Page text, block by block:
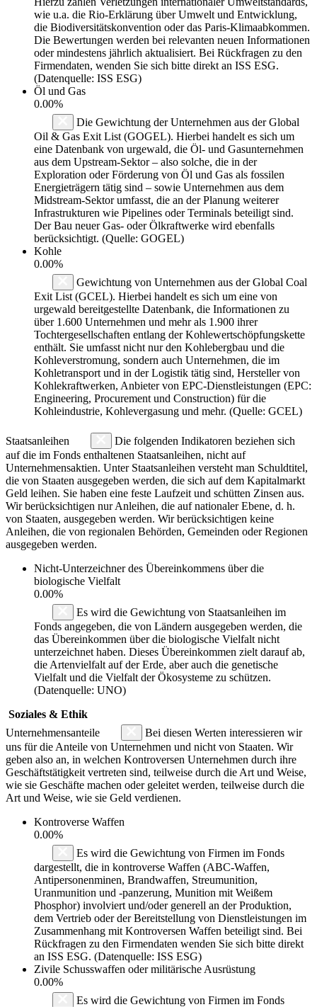
wie u.a. die Rio-Erklärung über Umwelt und Entwicklung,
die Biodiversitätskonvention oder das Paris-Klimaabkommen.
Die Bewertungen werden bei relevanten neuen Informationen
oder mindestens jährlich aktualisiert. Bei Rückfragen zu den
Firmendaten, wenden Sie sich bitte direkt an ISS ESG.
(Datenquelle: ISS ESG)
Öl und Gas
0.00%
Die Gewichtung der Unternehmen aus der Global
Oil & Gas Exit List (GOGEL). Hierbei handelt es sich um
eine Datenbank von urgewald, die Öl- und Gasunternehmen
aus dem Upstream-Sektor – also solche, die in der
Exploration oder Förderung von Öl und Gas als fossilen
Energieträgern tätig sind – sowie Unternehmen aus dem
Midstream-Sektor umfasst, die an der Planung weiterer
Infrastrukturen wie Pipelines oder Terminals beteiligt sind.
Der Bau neuer Gas- oder Ölkraftwerke wird ebenfalls
berücksichtigt. (Quelle: GOGEL)
Kohle
0.00%
Gewichtung von Unternehmen aus der Global Coal
Exit List (GCEL). Hierbei handelt es sich um eine von
urgewald bereitgestellte Datenbank, die Informationen zu
über 1.600 Unternehmen und mehr als 1.900 ihrer
Tochtergesellschaften entlang der Kohlewertschöpfungskette
enthält. Sie umfasst nicht nur den Kohlebergbau und die
Kohleverstromung, sondern auch Unternehmen, die im
Kohletransport und in der Logistik tätig sind, Hersteller von
Kohlekraftwerken, Anbieter von EPC-Dienstleistungen (EPC:
Engineering, Procurement und Construction) für die
Kohleindustrie, Kohlevergasung und mehr. (Quelle: GCEL)
Staatsanleihen
Die folgenden Indikatoren beziehen sich
auf die im Fonds enthaltenen Staatsanleihen, nicht auf
Unternehmensaktien. Unter Staatsanleihen versteht man Schuldtitel,
die von Staaten ausgegeben werden, die sich auf dem Kapitalmarkt
Geld leihen. Sie haben eine feste Laufzeit und schütten Zinsen aus.
Wir berücksichtigen nur Anleihen, die auf nationaler Ebene, d. h.
von Staaten, ausgegeben werden. Wir berücksichtigen keine
Anleihen, die von regionalen Behörden, Gemeinden oder Regionen
ausgegeben werden.
Nicht-Unterzeichner des Übereinkommens über die
biologische Vielfalt
0.00%
Es wird die Gewichtung von Staatsanleihen im
Fonds angegeben, die von Ländern ausgegeben werden, die
das Übereinkommen über die biologische Vielfalt nicht
unterzeichnet haben. Dieses Übereinkommen zielt darauf ab,
die Artenvielfalt auf der Erde, aber auch die genetische
Vielfalt und die Vielfalt der Ökosysteme zu schützen.
(Datenquelle: UNO)
Soziales & Ethik
Unternehmensanteile
Bei diesen Werten interessieren wir
uns für die Anteile von Unternehmen und nicht von Staaten. Wir
geben also an, in welchen Kontroversen Unternehmen durch ihre
Geschäftstätigkeit vertreten sind, teilweise durch die Art und Weise,
wie sie Geschäfte machen oder geleitet werden, teilweise durch die
Art und Weise, wie sie Geld verdienen.
Kontroverse Waffen
0.00%
Es wird die Gewichtung von Firmen im Fonds
dargestellt, die in kontroverse Waffen (ABC-Waffen,
Antipersonenminen, Brandwaffen, Streumunition,
Uranmunition und -panzerung, Munition mit Weißem
Phosphor) involviert und/oder generell an der Produktion,
dem Vertrieb oder der Bereitstellung von Dienstleistungen im
Zusammenhang mit Kontroversen Waffen beteiligt sind. Bei
Rückfragen zu den Firmendaten wenden Sie sich bitte direkt
an ISS ESG. (Datenquelle: ISS ESG)
Zivile Schusswaffen oder militärische Ausrüstung
0.00%
Es wird die Gewichtung von Firmen im Fonds